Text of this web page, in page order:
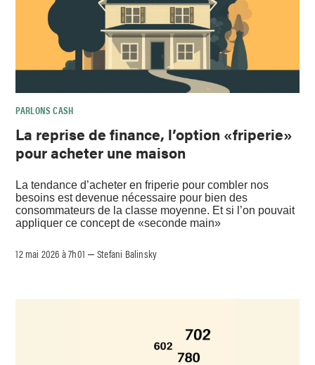
PARLONS CASH
La reprise de finance, l’option «friperie»
pour acheter une maison
La tendance d’acheter en friperie pour combler nos
besoins est devenue nécessaire pour bien des
consommateurs de la classe moyenne. Et si l’on pouvait
appliquer ce concept de «seconde main»
12 mai 2026 à 7h01 –Stefani Balinsky